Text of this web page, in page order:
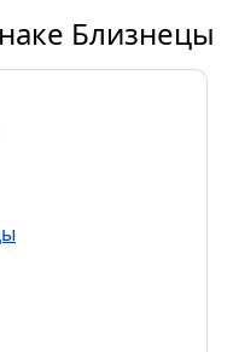
Близнецы